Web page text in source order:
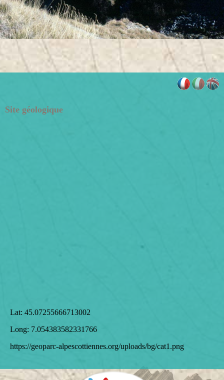
Site géologique
Lat: 45.07255666713002
Long: 7.054383582331766
https://geoparc-alpescottiennes.org/uploads/bg/cat1.png